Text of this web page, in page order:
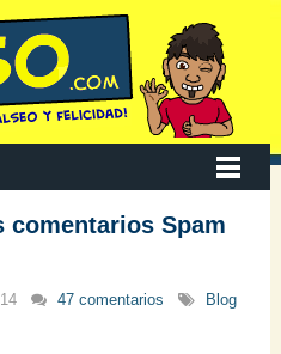
comentarios Spam
47 comentarios Blog